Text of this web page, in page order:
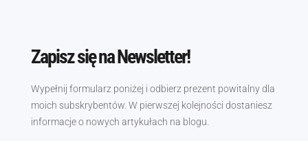
Zapisz się na Newsletter!
Wypełnij formularz poniżej i odbierz prezent powitalny dla
moich subskrybentów. W pierwszej kolejności dostaniesz
informacje o nowych artykułach na blogu.